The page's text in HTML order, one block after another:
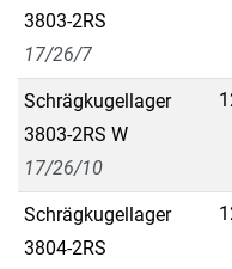
3803-2RS
17/26/7
Schrägkugellager
3803-2RS W
17/26/10
Schrägkugellager
3804-2RS